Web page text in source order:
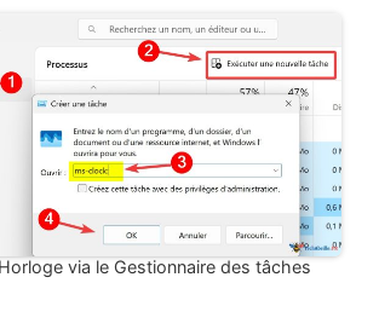
via le Gestionnaire des tâches